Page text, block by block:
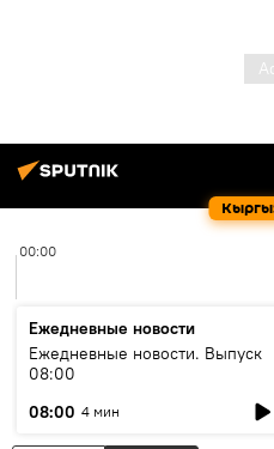
00:00
Ежедневные новости
Ежедневные новости. Выпуск
08:00
08:00 4 мин